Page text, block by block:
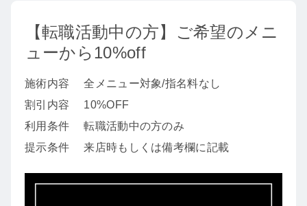
【転職活動中の方】ご希望のメニ
ューから10%off
施術内容
全メニュー対象/指名料なし
割引内容
10%OFF
利用条件
転職活動中の方のみ
提示条件
来店時もしくは備考欄に記載